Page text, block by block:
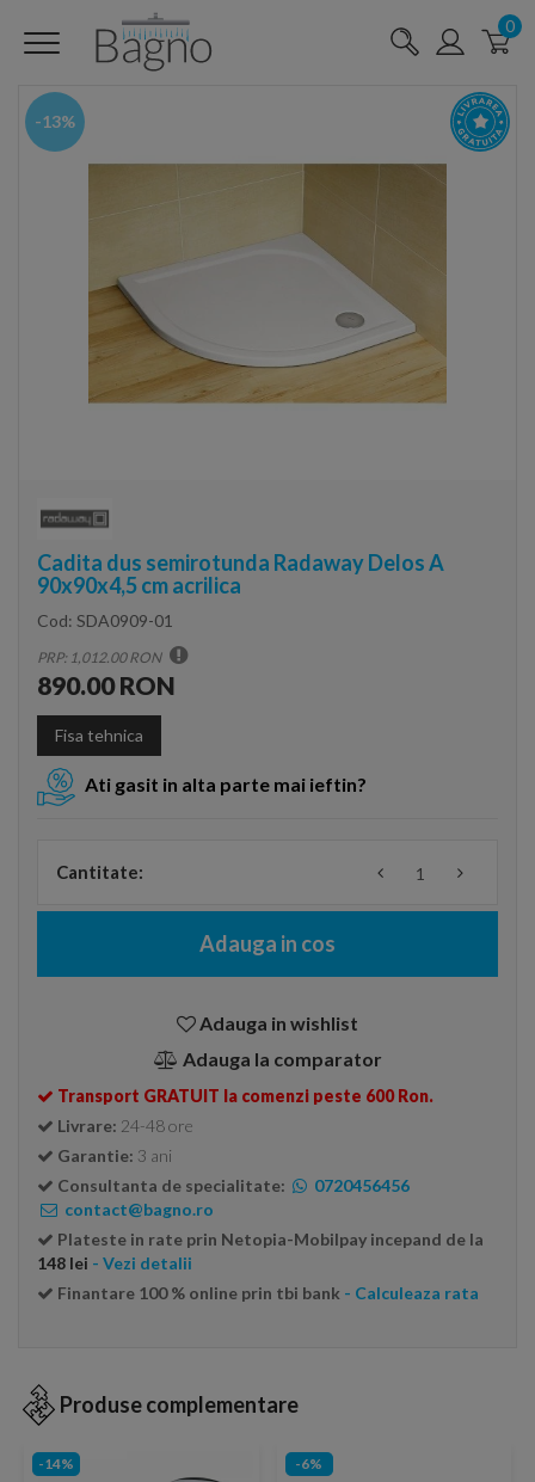
0
-13%
Cadita dus semirotunda Radaway Delos A
90x90x4,5 cm acrilica
Cod: SDA0909-01
PRP: 1,012.00 RON
890.00 RON
Fisa tehnica
Ati gasit in alta parte mai ieftin?
Cantitate:
Adauga in cos
Adauga in wishlist
Adauga la comparator
Transport GRATUIT la comenzi peste 600 Ron.
Livrare: 24-48 ore
Garantie: 3 ani
Consultanta de specialitate:
0720456456
contact@bagno.ro
Plateste in rate prin Netopia-Mobilpay incepand de la
148 lei - Vezi detalii
Finantare 100 % online prin tbi bank - Calculeaza rata
Produse complementare
-14% -6%